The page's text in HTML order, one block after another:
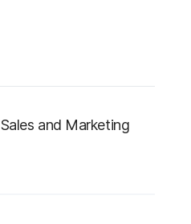
Sales and Marketing